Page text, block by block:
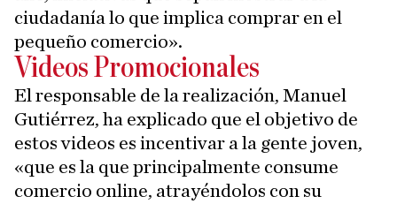
ciudadanía lo que implica comprar en el
pequeño comercio».
Videos Promocionales
El responsable de la realización, Manuel
Gutiérrez, ha explicado que el objetivo de
estos videos es incentivar a la gente joven,
«que es la que principalmente consume
comercio online, atrayéndolos con su